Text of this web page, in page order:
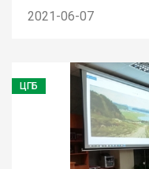
2021-06-07
ЦГБ